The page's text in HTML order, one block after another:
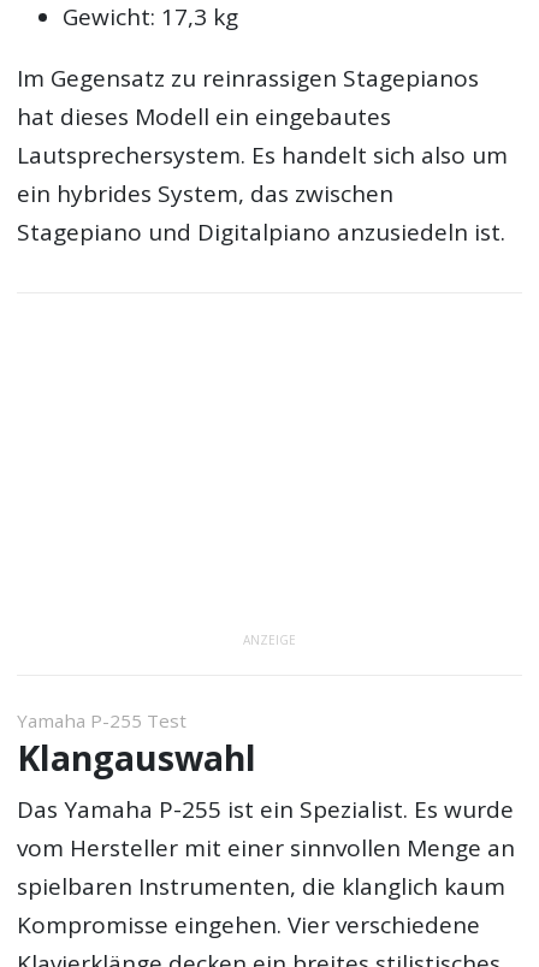
Gewicht: 17,3 kg
Im Gegensatz zu reinrassigen Stagepianos
hat dieses Modell ein eingebautes
Lautsprechersystem. Es handelt sich also um
ein hybrides System, das zwischen
Stagepiano und Digitalpiano anzusiedeln ist.
ANZEIGE
Yamaha P-255 Test
Klangauswahl
Das Yamaha P-255 ist ein Spezialist. Es wurde
vom Hersteller mit einer sinnvollen Menge an
spielbaren Instrumenten, die klanglich kaum
Kompromisse eingehen. Vier verschiedene